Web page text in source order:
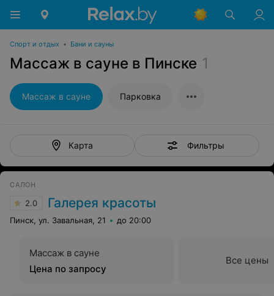
Спорт и отдых • Бани и сауны
Массаж в сауне в Пинске 1
Массаж в сауне Парковка
Карта Фильтры
САЛОН
2.0 Галерея красоты
Пинск, ул. Завальная, 21 до 20:00
Массаж в сауне
Цена по запросу
Все цены